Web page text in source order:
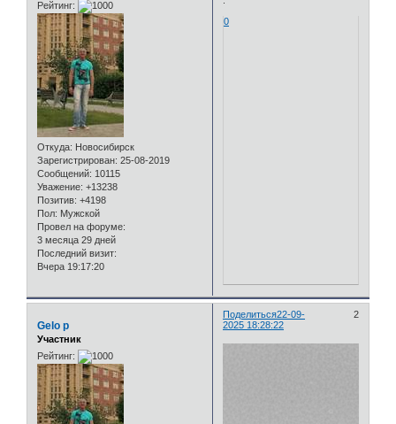
Рейтинг:
Откуда: Новосибирск
Зарегистрирован: 25-08-2019
Сообщений: 10115
Уважение: +13238
Позитив: +4198
Пол: Мужской
Провел на форуме:
3 месяца 29 дней
Последний визит:
Вчера 19:17:20
0
Поделиться 2
22-09-
2025 18:28:22
Gelo p
Участник
Рейтинг: